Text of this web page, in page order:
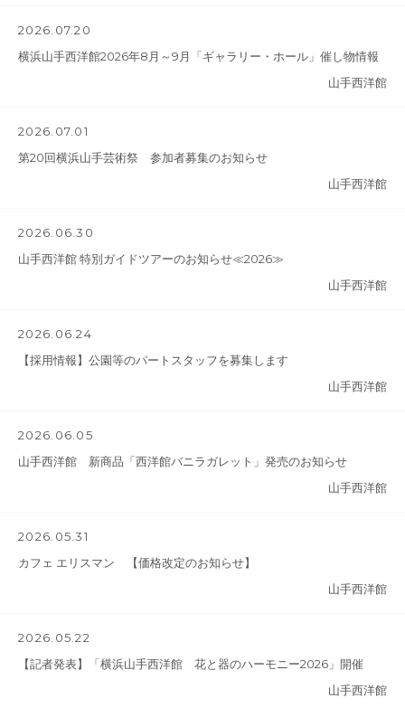
2026.07.20
横浜山手西洋館2026年8月～9月「ギャラリー・ホール」催し物情報
山手西洋館
2026.07.01
第20回横浜山手芸術祭 参加者募集のお知らせ
山手西洋館
2026.06.30
山手西洋館 特別ガイドツアーのお知らせ≪2026≫
山手西洋館
2026.06.24
【採用情報】公園等のパートスタッフを募集します
山手西洋館
2026.06.05
山手西洋館 新商品「西洋館バニラガレット」発売のお知らせ
山手西洋館
2026.05.31
カフェ エリスマン 【価格改定のお知らせ】
山手西洋館
2026.05.22
【記者発表】「横浜山手西洋館 花と器のハーモニー2026」開催
山手西洋館